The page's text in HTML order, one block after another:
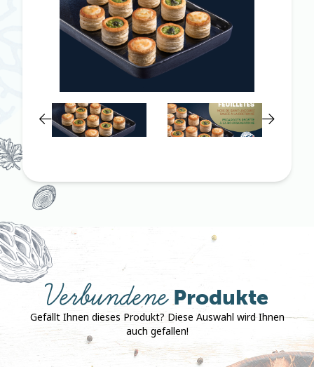
VerbundeneProdukte
Gefällt Ihnen dieses Produkt? Diese Auswahl wird Ihnen
auch gefallen!